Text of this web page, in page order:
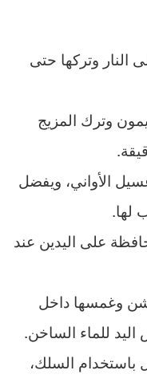
النار وتركها حتى
وترك المزيج
الأواني، ويفضل
لها.
على اليدين عند
وغمسها داخل
للماء الساخن.
باستخدام السلك،